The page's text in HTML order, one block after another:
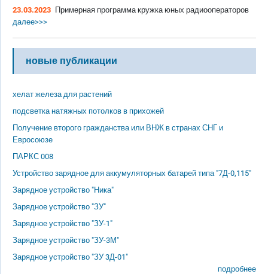
23.03.2023 Примерная программа кружка юных радиооператоров
далее>>>
новые публикации
хелат железа для растений
подсветка натяжных потолков в прихожей
Получение второго гражданства или ВНЖ в странах СНГ и
Евросоюзе
ПАРКС 008
Устройство зарядное для аккумуляторных батарей типа "7Д-0,115"
Зарядное устройство "Ника"
Зарядное устройство "ЗУ"
Зарядное устройство "ЗУ-1"
Зарядное устройство "ЗУ-3М"
Зарядное устройство "ЗУ 3Д-01"
подробнее